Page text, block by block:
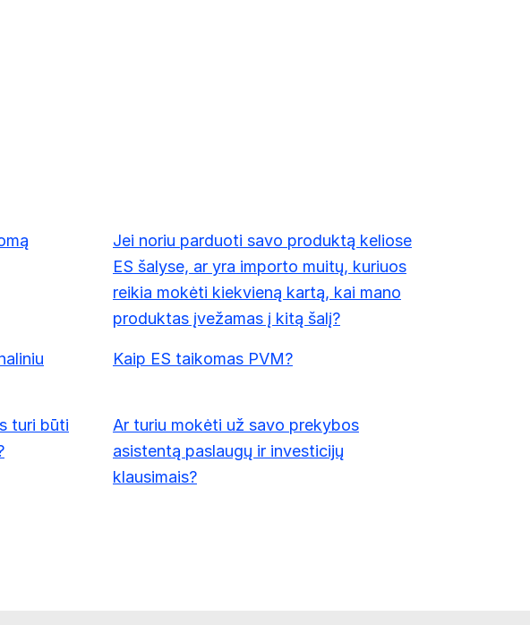
Jei noriu parduoti savo produktą keliose
ES šalyse, ar yra importo muitų, kuriuos
reikia mokėti kiekvieną kartą, kai mano
produktas įvežamas į kitą šalį?
Kaip ES taikomas PVM?
turi būti
Ar turiu mokėti už savo prekybos
asistentą paslaugų ir investicijų
klausimais?